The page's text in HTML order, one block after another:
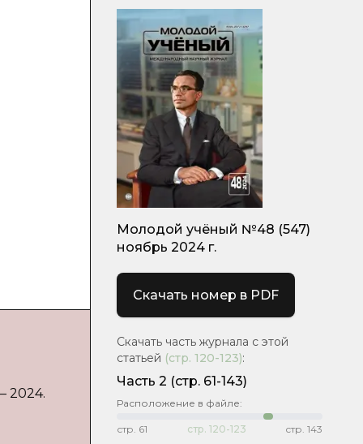
2024.
Молодой учёный №48 (547)
ноябрь 2024 г.
Скачать номер в PDF
Скачать часть журнала с этой
статьей (стр. 120-123):
Часть 2 (стр. 61-143)
Расположение в файле:
стр. 61 стр. 120-123 стр. 143